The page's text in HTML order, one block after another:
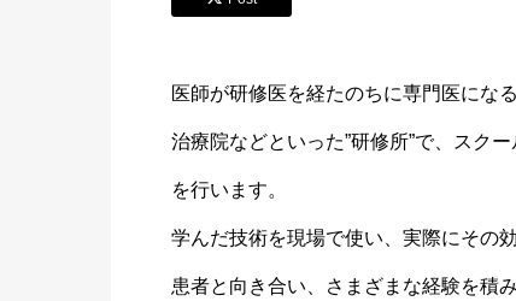
医師が研修医を経たのちに専門医にな
治療院などといった”研修所”で、スク
を行います。
学んだ技術を現場で使い、実際にその
患者と向き合い、さまざまな経験を積